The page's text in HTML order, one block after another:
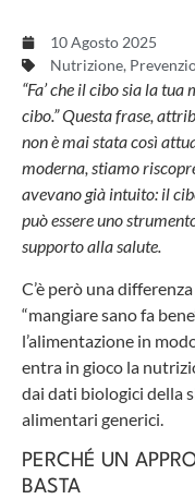
10 Agosto 2025
Nutrizione,
“Fa’ che il cibo sia la
cibo.” Questa frase,
non è mai stata così
moderna, stiamo
avevano già intuito: il
può essere uno
supporto alla salute.
C’è però una
“mangiare sano fa
l’alimentazione in
entra in gioco la
dai dati biologici della
alimentari generici.
PERCHÉ UN
BASTA